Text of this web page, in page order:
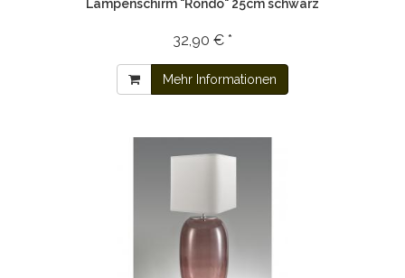
Lampenschirm "Rondo" 25cm schwarz
32,90 € *
Mehr Informationen